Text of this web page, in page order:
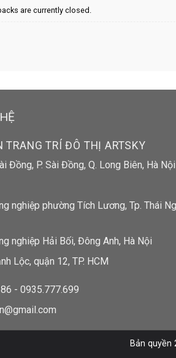
are currently closed.
TRANG TRÍ ĐÔ THỊ ARTSKY
Đồng, P. Sài Đồng, Q. Long Biên, Hà Nội
nghiệp phường Tích Lương, Tp. Thái
nghiệp Hải Bối, Đông Anh, Hà Nội
Lộc, quận 12, TP. HCM
- 0935.777.699
Bản quyền